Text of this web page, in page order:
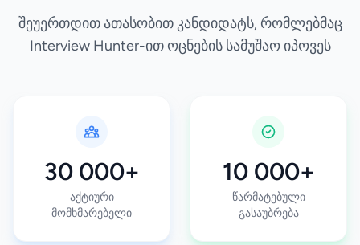
შეუერთდით ათასობით კანდიდატს, რომლებმაც
Interview Hunter-ით ოცნების სამუშაო იპოვეს
30 000+
აქტიური
მომხმარებელი
10 000+
წარმატებული
გასაუბრება